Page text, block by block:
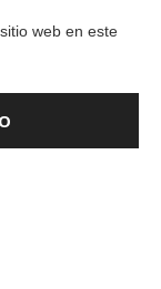
web en este